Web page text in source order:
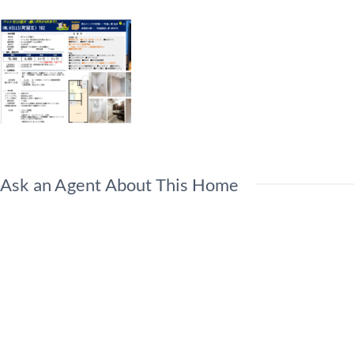
Ask an Agent About This Home